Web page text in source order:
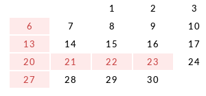
1 2 3
6
7 8 9 10
13
14 15 16 17
20
21 22 23 24
27
28 29 30